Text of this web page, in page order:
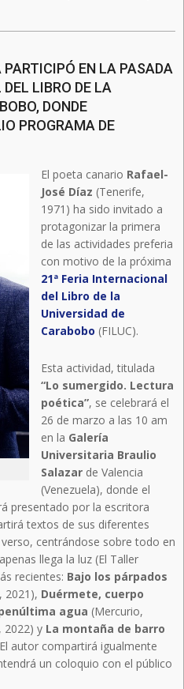
EN LA PASADA
LIBRO DE LA
DONDE
PROGRAMA DE
El poeta canario Rafael-
José Díaz (Tenerife,
1971) ha sido invitado a
protagonizar la primera
de las actividades preferia
con motivo de la próxima
21ª Feria Internacional
del Libro de la
Universidad de
Carabobo (FILUC).
Esta actividad, titulada
“Lo sumergido. Lectura
poética”, se celebrará el
26 de marzo a las 10 am
en la Galería
Universitaria Braulio
Salazar de Valencia
(Venezuela), donde el
presentado por la escritora
textos de sus diferentes
centrándose sobre todo en
llega la luz (El Taller
recientes: Bajo los párpados
2021), Duérmete, cuerpo
agua (Mercurio,
2022) y La montaña de barro
autor compartirá igualmente
un coloquio con el público